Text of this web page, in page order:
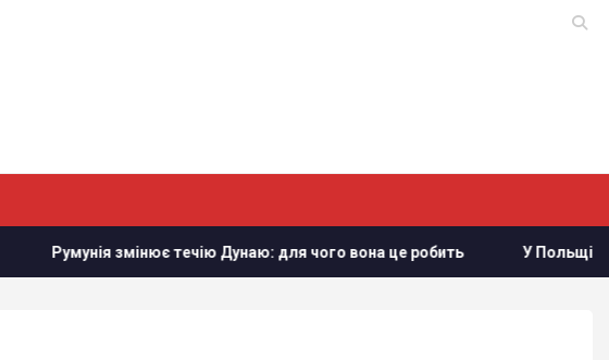
течію Дунаю: для чого вона це робить У Польщі заговорили про